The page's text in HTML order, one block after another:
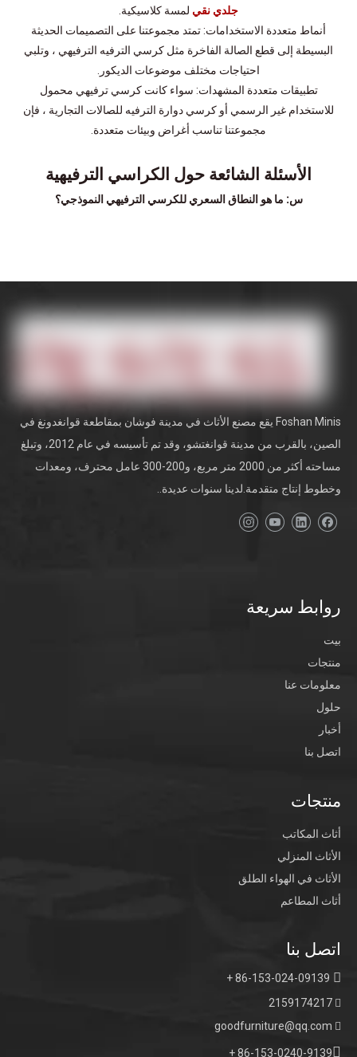
جلدي نقي لمسة كلاسيكية.
أنماط متعددة الاستخدامات: تمتد مجموعتنا على التصميمات الحديثة
البسيطة إلى قطع الصالة الفاخرة مثل كرسي الترفيه الترفيهي ، وتلبي
احتياجات مختلف موضوعات الديكور.
تطبيقات متعددة المشهدات: سواء كانت كرسي ترفيهي محمول
للاستخدام غير الرسمي أو كرسي دوارة الترفيه للصالات التجارية ، فإن
مجموعتنا تناسب أغراض وبيئات متعددة.
الأسئلة الشائعة حول الكراسي الترفيهية
س: ما هو النطاق السعري للكرسي الترفيهي النموذجي؟
س: هل تقدم كراسي ترفيهية مناسبة للمساحات الصغيرة؟
المحمولة والكراسي الكسولة المدمجة المثالية للشقق أو زوايا القراءة أو
بمواد متينة لتحمل الاستخدام اليومي في إعدادات الضيافة.
استكشف مجموعة كرسي الترفيه اليوم
اكتشف كيف يمكن لكراسي الترفيه أن تحول مساحتك بالراحة والأناقة.
تصفح مجموعتنا الكاملة أواتصل بنا
كرسي نسيج الصوف مع العثماني
غرفة المعيشة جيدة نوعية النسيج
مرنة كرسي دوار واحد
Foshan Minis يقع مصنع الأثاث في مدينة فوشان بمقاطعة قوانغدونغ في
الصين، بالقرب من مدينة قوانغتشو، وقد تم تأسيسه في عام 2012، وتبلغ
مساحته أكثر من 2000 متر مربع، و200-300 عامل محترف، ومعدات
وخطوط إنتاج متقدمة.لدينا سنوات عديدة..
روابط سريعة
بيت
منتجات
معلومات عنا
حلول
أخبار
اتصل بنا
منتجات
أثاث المكاتب
الأثاث المنزلي
الأثاث في الهواء الطلق
أثاث المطاعم
اتصل بنا

86-153-024-09139 +


goodfurniture@qq.com

86-153-0240-9139 +